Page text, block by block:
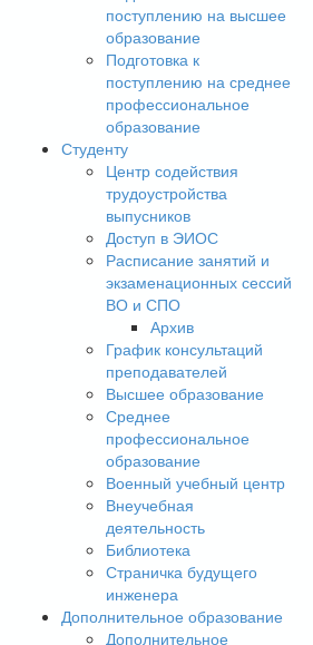
поступлению на высшее
образование
Подготовка к
поступлению на среднее
профессиональное
образование
Студенту
Центр содействия
трудоустройства
выпусников
Доступ в ЭИОС
Расписание занятий и
экзаменационных сессий
ВО и СПО
Архив
График консультаций
преподавателей
Высшее образование
Среднее
профессиональное
образование
Военный учебный центр
Внеучебная
деятельность
Библиотека
Страничка будущего
инженера
Дополнительное образование
Дополнительное